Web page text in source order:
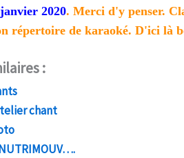
2020. Merci d'y penser.
répertoire de karaoké. D'ici là
:
chant